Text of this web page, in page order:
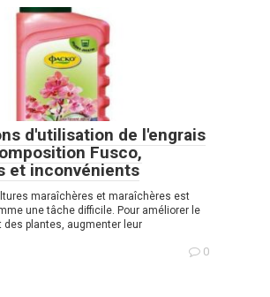
d'utilisation de l'engrais
Fusco,
et inconvénients
maraîchères et maraîchères est
une tâche difficile. Pour améliorer le
des plantes, augmenter leur
0